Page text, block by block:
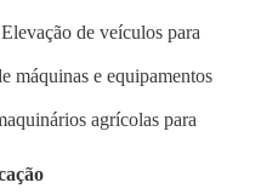
de veículos para
máquinas e equipamentos
agrícolas para